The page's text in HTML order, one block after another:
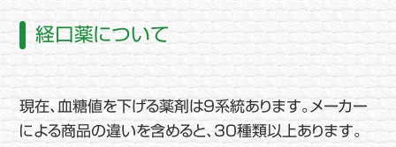
経口薬について
現在、血糖値を下げる薬剤は9系統あります。メーカー
による商品の違いを含めると、30種類以上あります。